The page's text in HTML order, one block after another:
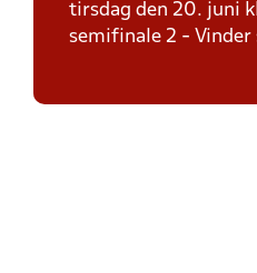
tirsdag den 20. juni
semifinale 2 - Vinder